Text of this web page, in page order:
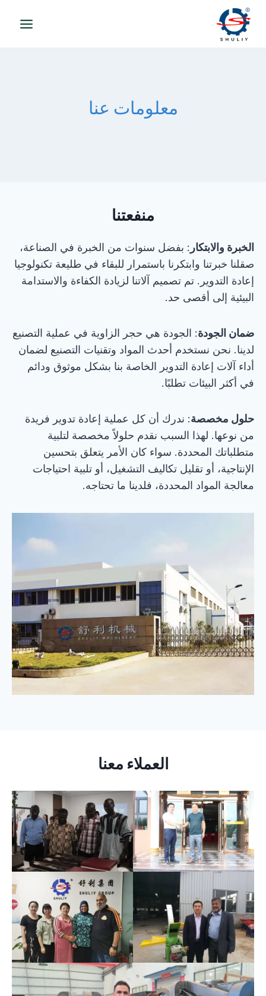
التجاوز
المحتوى
معلومات عنا
منفعتنا
الخبرة والابتكار : بفضل سنوات من الخبرة في الصناعة،
صقلنا خبرتنا وابتكرنا باستمرار للبقاء في طليعة تكنولوجيا
إعادة التدوير. تم تصميم آلاتنا لزيادة الكفاءة والاستدامة
البيئية إلى أقصى حد.
ضمان الجودة: الجودة هي حجر الزاوية في عملية التصنيع
لدينا. نحن نستخدم أحدث المواد وتقنيات التصنيع لضمان
أداء آلات إعادة التدوير الخاصة بنا بشكل موثوق ودائم
في أكثر البيئات تطلبًا.
حلول مخصصة: ندرك أن كل عملية إعادة تدوير فريدة
من نوعها. لهذا السبب نقدم حلولاً مخصصة لتلبية
متطلباتك المحددة. سواء كان الأمر يتعلق بتحسين
الإنتاجية، أو تقليل تكاليف التشغيل، أو تلبية احتياجات
معالجة المواد المحددة، فلدينا ما تحتاجه.
العملاء معنا